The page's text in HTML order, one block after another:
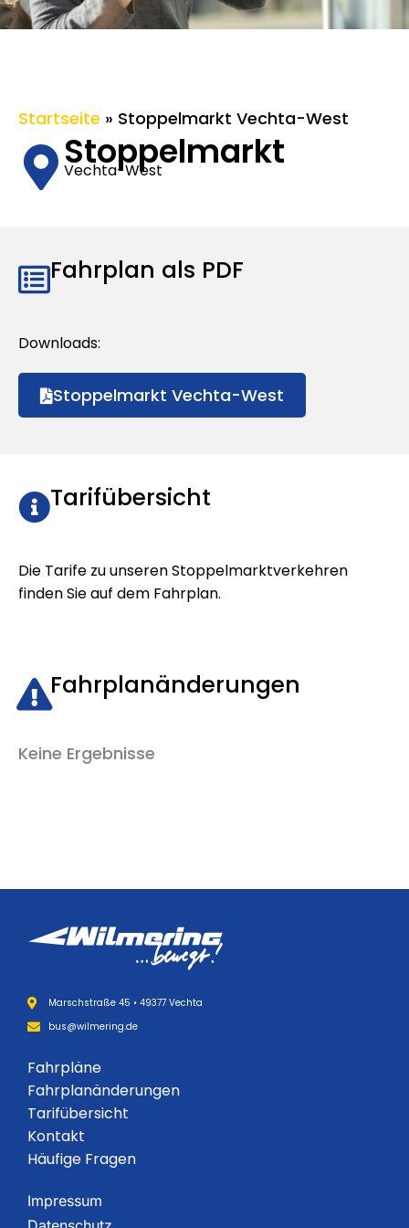
Startseite » Stoppelmarkt Vechta-West
Stoppelmarkt
Vechta-West
Fahrplan als PDF
Downloads:
Stoppelmarkt Vechta-West
Tarifübersicht
Die Tarife zu unseren Stoppelmarktverkehren
finden Sie auf dem Fahrplan.
Fahrplanänderungen
Keine Ergebnisse
Marschstraße 45 • 49377 Vechta
bus@wilmering.de
Fahrpläne
Fahrplanänderungen
Tarifübersicht
Kontakt
Häufige Fragen
Impressum